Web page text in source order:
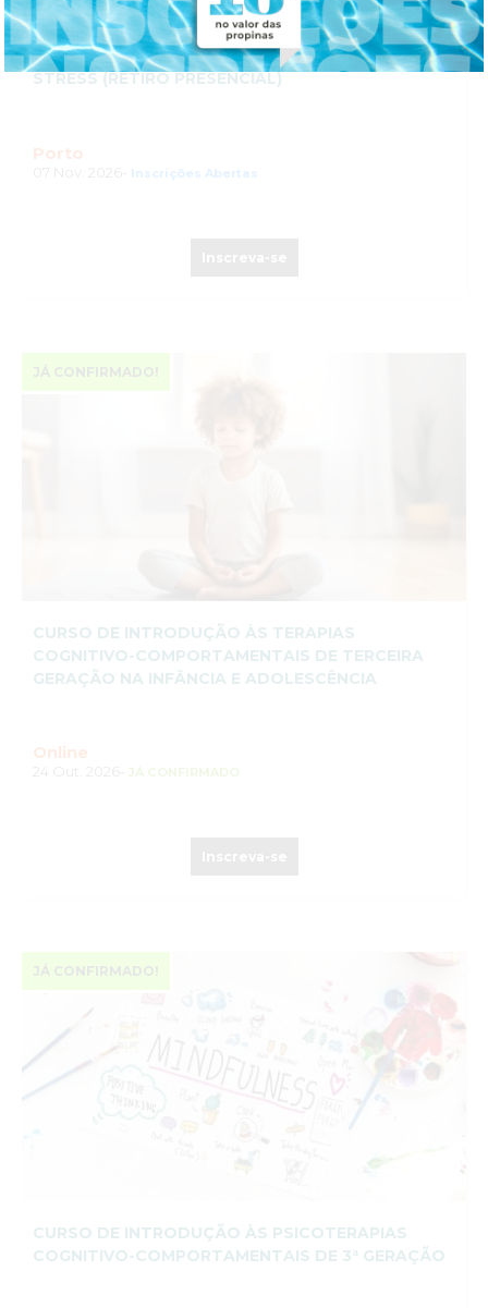
WORKSHOP PRÁTICO DE MINDFULNESS E
REGULAÇÃO EMOCIONAL: REPROGRAME O
STRESS (RETIRO PRESENCIAL)
Porto
Inscrições Abertas
JÁ CONFIRMADO!
CURSO DE INTRODUÇÃO ÀS TERAPIAS
COGNITIVO-COMPORTAMENTAIS DE TERCEIRA
GERAÇÃO NA INFÂNCIA E ADOLESCÊNCIA
Online
JÁ CONFIRMADO
JÁ CONFIRMADO!
CURSO DE INTRODUÇÃO ÀS PSICOTERAPIAS
COGNITIVO-COMPORTAMENTAIS DE 3ª GERAÇÃO